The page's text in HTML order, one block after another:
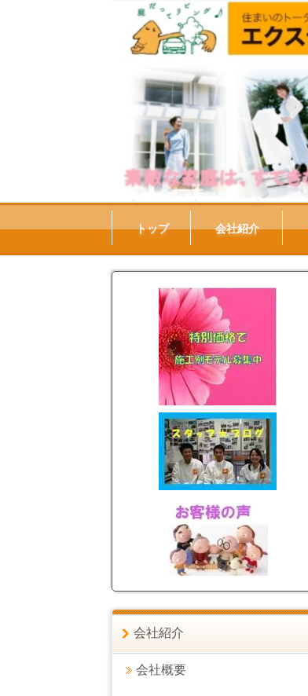
トップ 会社紹介
会社紹介
会社概要